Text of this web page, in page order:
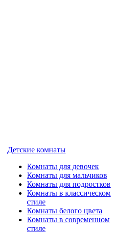
Детские комнаты
Комнаты для девочек
Комнаты для мальчиков
Комнаты для подростков
Комнаты в классическом
стиле
Комнаты белого цвета
Комнаты в современном
стиле